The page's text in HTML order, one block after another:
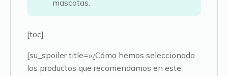
mascotas.
[toc]
[su_spoiler title=»¿Cómo hemos seleccionado
los productos que recomendamos en este